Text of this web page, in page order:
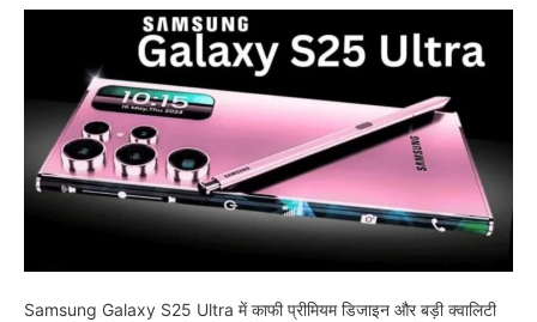
Samsung Galaxy S25 Ultra में काफी प्रीमियम डिजाइन और बड़ी क्वालिटी